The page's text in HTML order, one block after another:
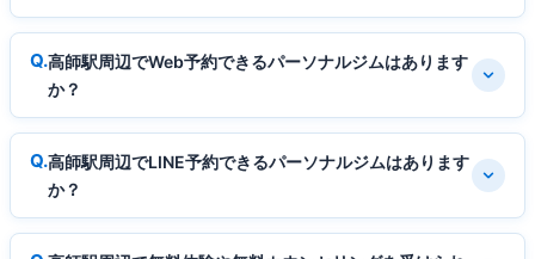
高師駅周辺でWeb予約できるパーソナルジムはあります
か？
高師駅周辺でLINE予約できるパーソナルジムはあります
か？